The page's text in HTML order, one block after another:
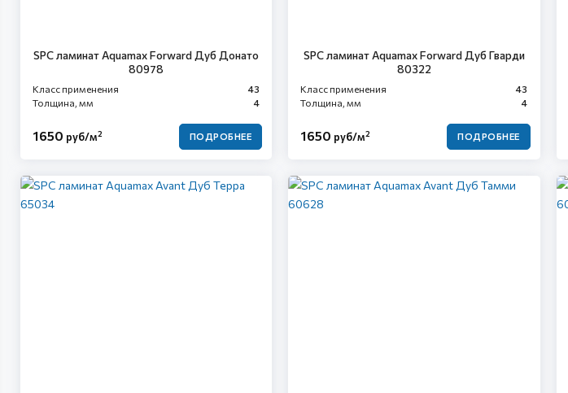
SPC ламинат Aquamax Forward Дуб Донато
80978
Класс применения
43
Толщина, мм
4
1650 руб/м2 ПОДРОБНЕЕ
SPC ламинат Aquamax Forward Дуб Гварди
80322
Класс применения
43
Толщина, мм
4
1650 руб/м2 ПОДРОБНЕЕ